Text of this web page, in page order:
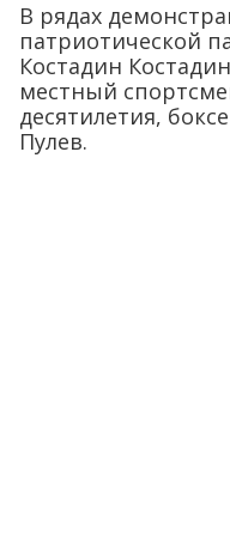
В рядах
патриотической
Костадин
местный
десятилетия,
Пулев.